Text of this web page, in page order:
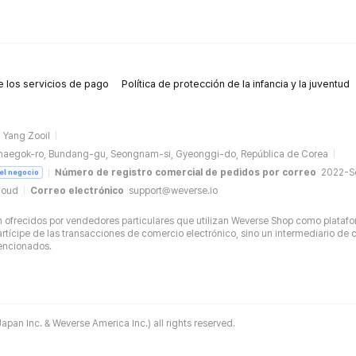
los servicios de pago Política de protección de la infancia y la juventud
Yang Zooil
ro, Bundang-gu, Seongnam-si, Gyeonggi-do, República de Corea
negocio Número de registro comercial de pedidos por correo 2022-
Correo electrónico support@weverse.io
por vendedores particulares que utilizan Weverse Shop como
de las transacciones de comercio electrónico, sino un intermediario
Inc. & Weverse America Inc.) all rights reserved.